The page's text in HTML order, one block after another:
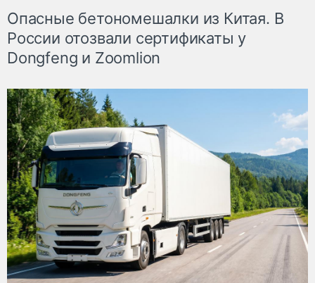
Опасные бетономешалки из Китая. В
России отозвали сертификаты у
Dongfeng и Zoomlion